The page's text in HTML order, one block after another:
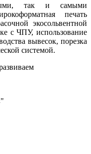
так и самыми
печать
экосольвентной
с ЧПУ, использование
вывесок, порезка
системой.